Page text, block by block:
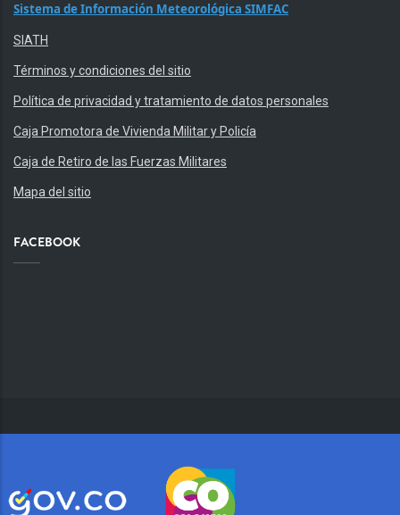
Sistema de Información Meteorológica SIMFAC
SIATH
Términos y condiciones del sitio
Política de privacidad y tratamiento de datos personales
Caja Promotora de Vivienda Militar y Policía
Caja de Retiro de las Fuerzas Militares
Mapa del sitio
FACEBOOK